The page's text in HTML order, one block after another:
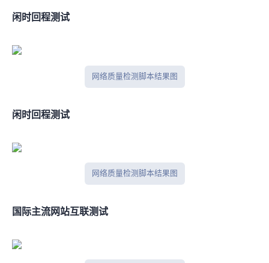
闲时IPV4回程测试
网络质量检测脚本结果图
闲时IPV6回程测试
网络质量检测脚本结果图
国际主流网站互联测试